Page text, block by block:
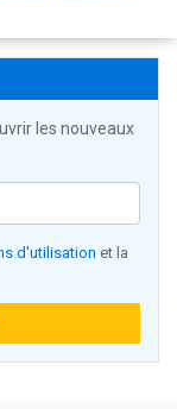
les nouveaux
d'utilisation et la